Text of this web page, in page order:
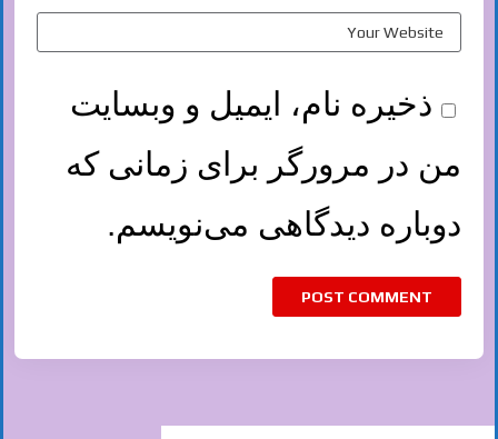
ذخیره نام، ایمیل و وبسایت
من در مرورگر برای زمانی که
دوباره دیدگاهی می‌نویسم.